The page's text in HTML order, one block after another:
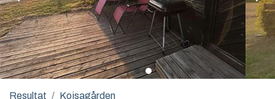
Resultat
Kojsagården